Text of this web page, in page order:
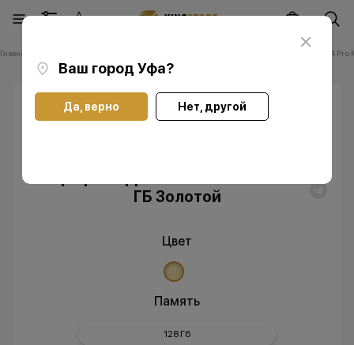
Ваш город Уфа?
Да, верно Нет, другой
Главная Смартфоны Apple iPhone 14 Pro
ГБ Золотой
Цвет
Память
128 Гб